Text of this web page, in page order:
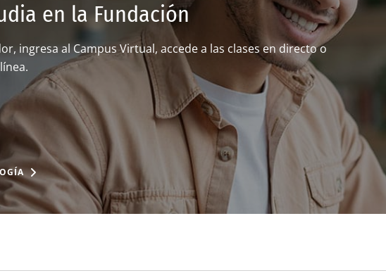
en la Fundación
ingresa al Campus Virtual, accede a las clases en directo o